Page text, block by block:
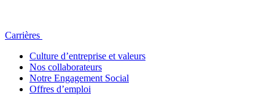
Carrières
Culture d’entreprise et valeurs
Nos collaborateurs
Notre Engagement Social
Offres d’emploi